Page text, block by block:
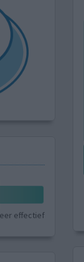
effectief